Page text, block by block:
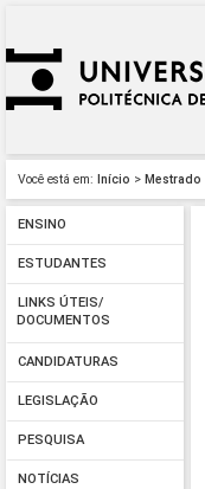
Você está em: Início > Mestrado
ENSINO
ESTUDANTES
LINKS ÚTEIS/
DOCUMENTOS
CANDIDATURAS
LEGISLAÇÃO
PESQUISA
NOTÍCIAS